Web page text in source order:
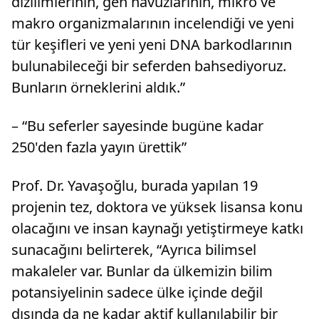
makro organizmalarının incelendiği ve yeni
tür keşifleri ve yeni yeni DNA barkodlarının
bulunabileceği bir seferden bahsediyoruz.
Bunların örneklerini aldık.”
– “Bu seferler sayesinde bugüne kadar
250'den fazla yayın ürettik”
Prof. Dr. Yavaşoğlu, burada yapılan 19
projenin tez, doktora ve yüksek lisansa konu
olacağını ve insan kaynağı yetiştirmeye katkı
sunacağını belirterek, “Ayrıca bilimsel
makaleler var. Bunlar da ülkemizin bilim
potansiyelinin sadece ülke içinde değil
dışında da ne kadar aktif kullanılabilir bir